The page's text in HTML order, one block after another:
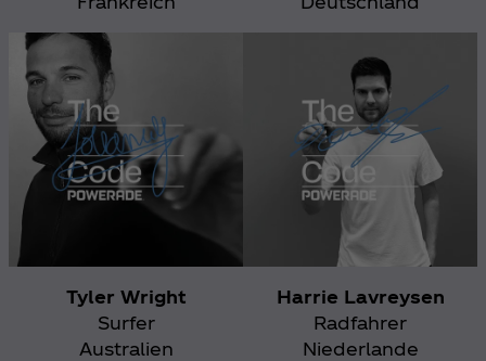
Tyler Wright
Surfer
Australien
Harrie Lavreysen
Radfahrer
Niederlande